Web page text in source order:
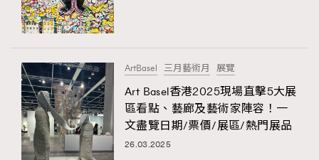
FigaroHub
FigaroIcon
FigaroInsight 156
FigaroIssue 271
FigaroJewellery
法國五月French May專訪四位香港文藝代表
ArtBasel 三月藝術月 展覽
Art Basel香港2025現場直擊5大展
區看點、藝廊及藝術家陣容！一
文盡覽日期/票價/展區/熱門展品
26.03.2025